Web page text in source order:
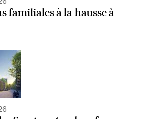
familiales à la hausse à